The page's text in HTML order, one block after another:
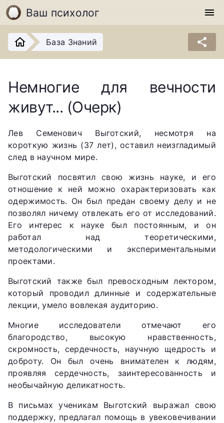
Ваш психолог menu
База Знаний share
Немногие для вечности
живут... (Очерк)
Лев Семенович Выготский, несмотря на
короткую жизнь (37 лет), оставил неизгладимый
след в научном мире.
Выготский посвятил свою жизнь науке, и его
отношение к ней можно охарактеризовать как
одержимость. Он был предан своему делу и не
позволял ничему отвлекать его от исследований.
Его интерес к науке был постоянным, и он
работал над теоретическими,
методологическими и экспериментальными
проектами.
Выготский также был превосходным лектором,
который проводил длинные и содержательные
лекции, умело вовлекая аудиторию.
Многие исследователи отмечают его
благородство, высокую нравственность,
скромность, сердечность, научную щедрость и
доброту. Он был очень внимателен к людям,
проявляя сердечность, заинтересованность и
необычайную деликатность.
В письмах ученикам Выготский выражал свою
поддержку, предлагал помощь в увековечивании